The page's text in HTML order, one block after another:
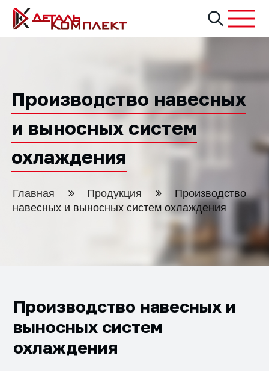
Производство навесных
и выносных систем
охлаждения
Главная Продукция
Производство
навесных и выносных систем охлаждения
Производство навесных и
выносных систем
охлаждения